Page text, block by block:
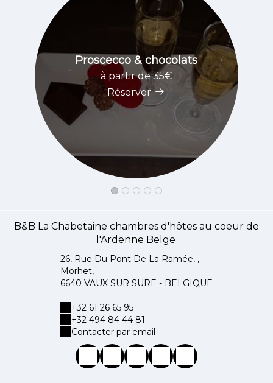
Proscecco & chocolats
à partir de 35€
Réserver
B&B La Chabetaine chambres d'hôtes au coeur de
l'Ardenne Belge
26, Rue Du Pont De La Ramée, ,
Morhet,
6640 VAUX SUR SURE - BELGIQUE
+32 61 26 65 95
+32 494 84 44 81
Contacter par email